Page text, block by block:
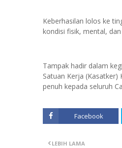
Keberhasilan lolos ke
kondisi fisik, mental,
Tampak hadir dalam
Satuan Kerja
penuh kepada seluruh
Facebook
LEBIH LAMA